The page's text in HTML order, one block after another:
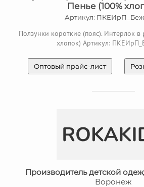
Пенье (100%
Артикул:
Ползунки короткие (пояс). Интерлок
хлопок) Артикул:
Оптовый прайс-лист
Производитель детской
Воронеж